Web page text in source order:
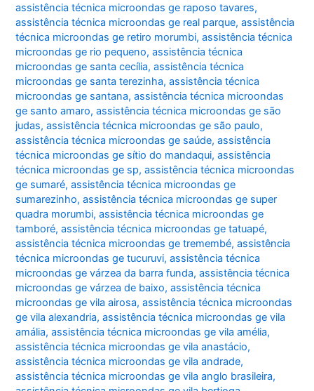
assistência técnica microondas ge raposo tavares,
assistência técnica microondas ge real parque,assistência
técnica microondas ge retiro morumbi,assistência técnica
microondas ge rio pequeno,assistência técnica
microondas ge santa cecília,assistência técnica
microondas ge santa terezinha,assistência técnica
microondas ge santana,assistência técnica microondas
ge santo amaro,assistência técnica microondas ge são
judas,assistência técnica microondas ge são paulo,
assistência técnica microondas ge saúde,assistência
técnica microondas ge sítio do mandaqui,assistência
técnica microondas ge sp,assistência técnica microondas
ge sumaré,assistência técnica microondas ge
sumarezinho,assistência técnica microondas ge super
quadra morumbi,assistência técnica microondas ge
tamboré,assistência técnica microondas ge tatuapé,
assistência técnica microondas ge tremembé,assistência
técnica microondas ge tucuruvi,assistência técnica
microondas ge várzea da barra funda,assistência técnica
microondas ge várzea de baixo,assistência técnica
microondas ge vila airosa,assistência técnica microondas
ge vila alexandria,assistência técnica microondas ge vila
amália,assistência técnica microondas ge vila amélia,
assistência técnica microondas ge vila anastácio,
assistência técnica microondas ge vila andrade,
assistência técnica microondas ge vila anglo brasileira,